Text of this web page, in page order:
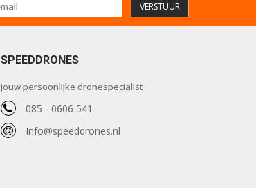
VERSTUUR
SPEEDDRONES
Jouw persoonlijke dronespecialist
085 - 0606 541
Info@speeddrones.nl